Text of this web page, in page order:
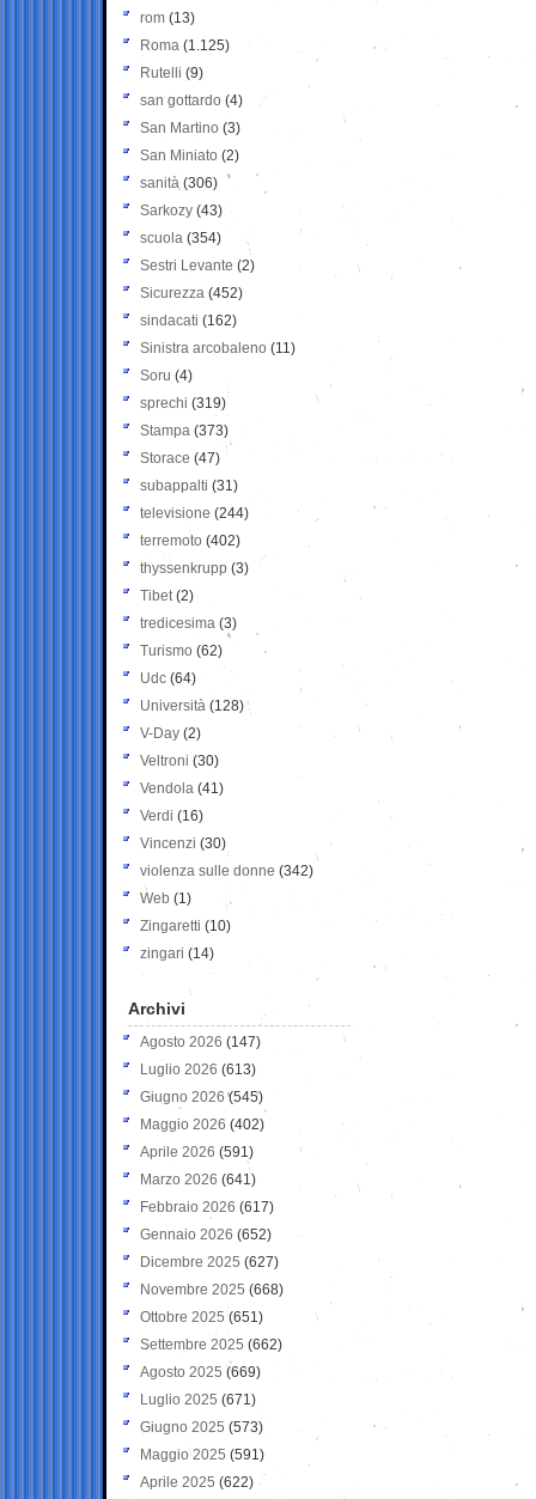
rom (13)
Roma (1.125)
Rutelli (9)
san gottardo (4)
San Martino (3)
San Miniato (2)
sanità (306)
Sarkozy (43)
scuola (354)
Sestri Levante (2)
Sicurezza (452)
sindacati (162)
Sinistra arcobaleno (11)
Soru (4)
sprechi (319)
Stampa (373)
Storace (47)
subappalti (31)
televisione(244)
terremoto (402)
thyssenkrupp (3)
Tibet(2)
tredicesima (3)
Turismo (62)
Udc (64)
Università (128)
V-Day (2)
Veltroni (30)
Vendola (41)
Verdi (16)
Vincenzi (30)
violenza sulle donne (342)
Web (1)
Zingaretti (10)
zingari (14)
Archivi
Agosto 2026 (147)
Luglio 2026 (613)
Giugno 2026 (545)
Maggio 2026 (402)
Aprile 2026 (591)
Marzo 2026 (641)
Febbraio 2026 (617)
Gennaio 2026 (652)
Dicembre 2025 (627)
Novembre 2025 (668)
Ottobre 2025 (651)
Settembre 2025 (662)
Agosto 2025 (669)
Luglio 2025 (671)
Giugno 2025 (573)
Maggio 2025 (591)
Aprile 2025 (622)